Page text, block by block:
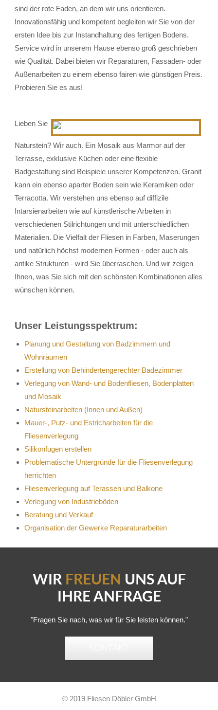
sind der rote Faden, an dem wir uns orientieren.
Innovationsfähig und kompetent begleiten wir Sie von der
ersten Idee bis zur Instandhaltung des fertigen Bodens.
Service wird in unserem Hause ebenso groß geschrieben
wie Qualität. Dabei bieten wir Reparaturen, Fassaden- oder
Außenarbeiten zu einem ebenso fairen wie günstigen Preis.
Probieren Sie es aus!
Lieben Sie
Naturstein? Wir auch. Ein Mosaik aus Marmor auf der
Terrasse, exklusive Küchen oder eine flexible
Badgestaltung sind Beispiele unserer Kompetenzen. Granit
kann ein ebenso aparter Boden sein wie Keramiken oder
Terracotta. Wir verstehen uns ebenso auf diffizile
Intarsienarbeiten wie auf künstlerische Arbeiten in
verschiedenen Stilrichtungen und mit unterschiedlichen
Materialien. Die Vielfalt der Fliesen in Farben, Maserungen
und natürlich höchst modernen Formen - oder auch als
antike Strukturen - wird Sie überraschen. Und wir zeigen
Ihnen, was Sie sich mit den schönsten Kombinationen alles
wünschen können.
Unser Leistungsspektrum:
Planung und Gestaltung von Badzimmern und
Wohnräumen
Erstellung von Behindertengerechter Badezimmer
Verlegung von Wand- und Bodenfliesen, Bodenplatten
und Mosaik
Natursteinarbeiten (Innen und Außen)
Mauer-, Putz- und Estricharbeiten für die
Fliesenverlegung
Silikonfugen erstellen
Problematische Untergründe für die Fliesenverlegung
herrichten
Fliesenverlegung auf Terassen und Balkone
Verlegung von Industrieböden
Beratung und Verkauf
Organisation der Gewerke Reparaturarbeiten
WIR FREUEN UNS AUF
IHRE ANFRAGE
"Fragen Sie nach, was wir für Sie leisten können."
© 2019 Fliesen Döbler GmbH